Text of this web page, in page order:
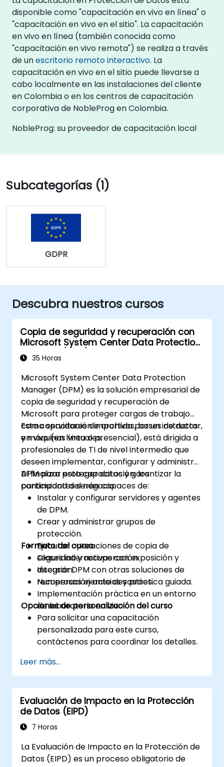
disponible como "capacitación en vivo en línea" o
"capacitación en vivo en el sitio". La capacitación
en vivo en línea (también conocida como
"capacitación en vivo remota") se realiza a través
de unescritorio remoto interactivo. La
capacitación en vivo en el sitio puede llevarse a
cabo localmente en las instalaciones del cliente
en Colombia o en los centros de capacitación
corporativa de NobleProg en Colombia.
NobleProg: su proveedor de capacitación local
Subcategorías (1)
GDPR
Descubra nuestros cursos
Copia de seguridad y recuperación con
Microsoft System Center Data Protection
Manager (DPM)
35 Horas
Microsoft System Center Data Protection
Manager (DPM) es la solución empresarial de
copia de seguridad y recuperación de
Microsoft para proteger cargas de trabajo
como servidores de archivos, bases de datos
y máquinas virtuales.
Esta capacitación impartida por un instructor,
en vivo (en línea o presencial), está dirigida a
profesionales de TI de nivel intermedio que
deseen implementar, configurar y administrar
DPM para proteger datos y garantizar la
continuidad del negocio.
Al finalizar esta capacitación, los
participantes serán capaces de:
Instalar y configurar servidores y agentes
de DPM.
Crear y administrar grupos de
protección.
Ejecutar operaciones de copia de
seguridad y recuperación.
Integrar DPM con otras soluciones de
recuperación ante desastres.
Formato del curso
Clases interactivas con exposición y
discusión.
Numerosos ejercicios y práctica guiada.
Implementación práctica en un entorno
de laboratorio en vivo.
Opciones de personalización del curso
Para solicitar una capacitación
personalizada para este curso,
contáctenos para coordinar los detalles.
Leer más...
Evaluación de Impacto en la Protección
de Datos (EIPD)
7 Horas
La Evaluación de Impacto en la Protección de
Datos (EIPD) es un proceso obligatorio de